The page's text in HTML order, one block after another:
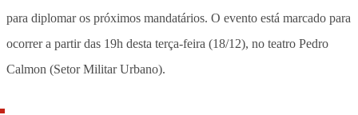
para diplomar os próximos mandatários. O evento está marcado para
ocorrer a partir das 19h desta terça-feira (18/12), no teatro Pedro
Calmon (Setor Militar Urbano).